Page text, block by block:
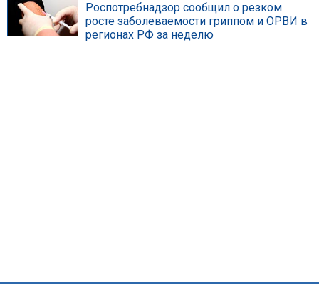
Роспотребнадзор сообщил о резком
росте заболеваемости гриппом и ОРВИ в
регионах РФ за неделю